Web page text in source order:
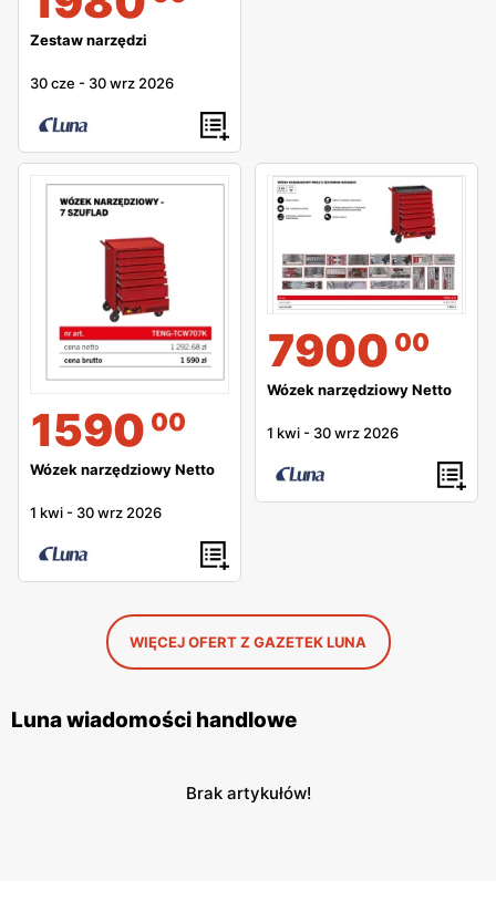
Zestaw narzędzi
30 cze - 30 wrz 2026
1590 00
Wózek narzędziowy Netto
1 kwi - 30 wrz 2026
7900 00
Wózek narzędziowy Netto
1 kwi - 30 wrz 2026
WIĘCEJ OFERT Z GAZETEK LUNA
Luna wiadomości handlowe
Brak artykułów!